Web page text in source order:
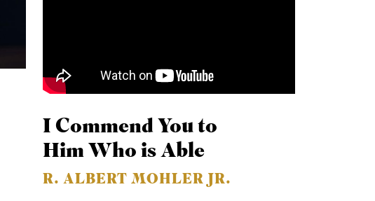
I Commend You to
Him Who is Able
R. ALBERT MOHLER JR.